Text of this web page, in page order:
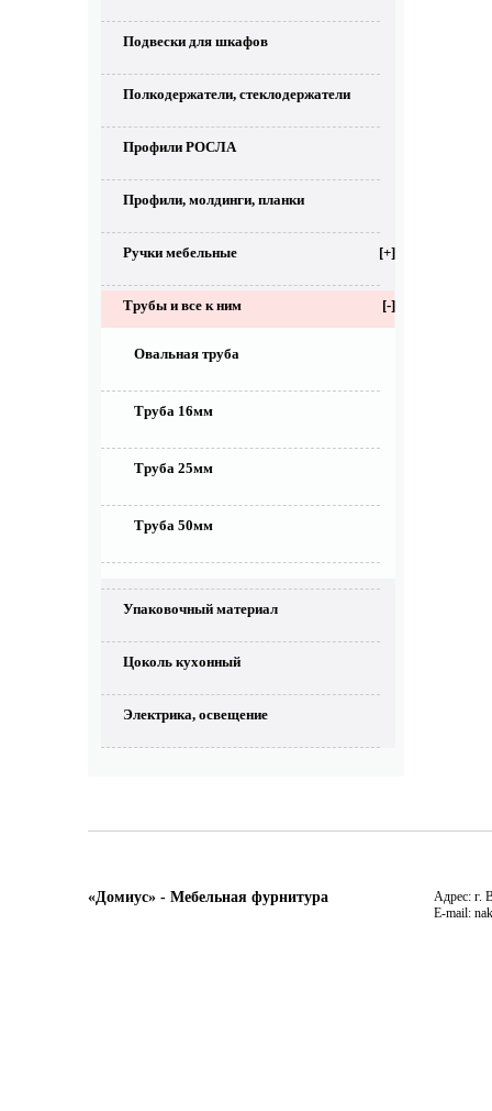
Подвески для шкафов
Полкодержатели, стеклодержатели
Профили РОСЛА
Профили, молдинги, планки
Ручки мебельные [+]
Трубы и все к ним [-]
Овальная труба
Труба 16мм
Труба 25мм
Труба 50мм
Упаковочный материал
Цоколь кухонный
Электрика, освещение
«Домиус» - Мебельная фурнитура
Адрес: г.
E-mail: